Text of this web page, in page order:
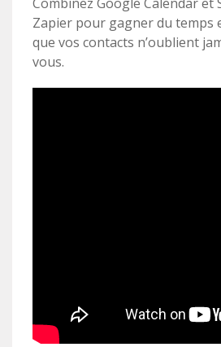
Zapier pour gagner du temps
que vos contacts n’oublient
vous.